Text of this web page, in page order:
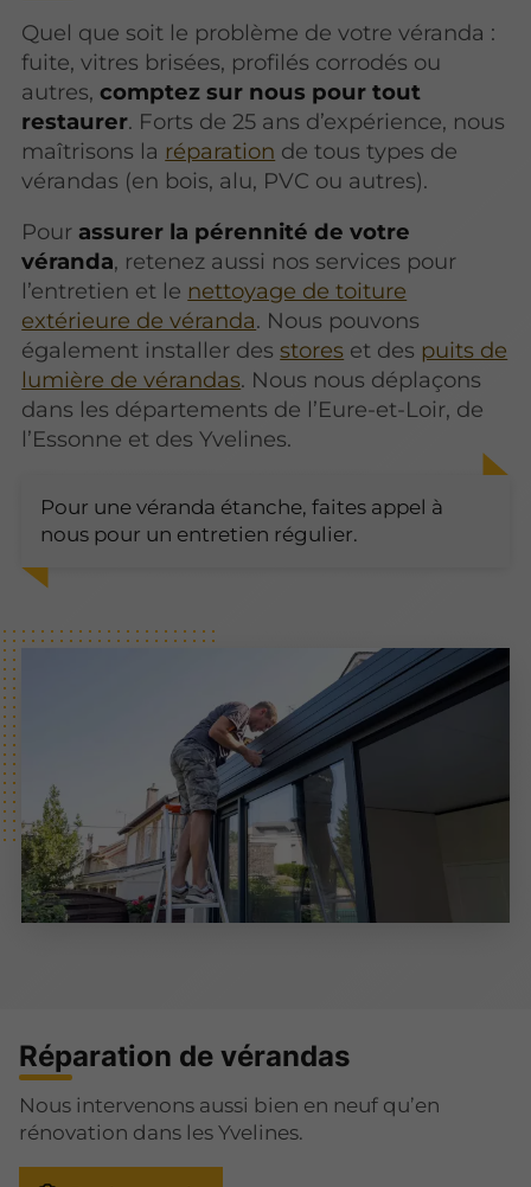
Quel que soit le problème de votre véranda :
fuite, vitres brisées, profilés corrodés ou
autres,comptez sur nous pour tout
restaurer. Forts de 25 ans d’expérience, nous
maîtrisons la réparation de tous types de
vérandas (en bois, alu, PVC ou autres).
Pour assurer la pérennité de votre
véranda, retenez aussi nos services pour
l’entretien et le nettoyage de toiture
extérieure de véranda. Nous pouvons
également installer desstores et des puits de
lumière de vérandas. Nous nous déplaçons
dans les départements de l’Eure-et-Loir, de
l’Essonne et des Yvelines.
Pour une véranda étanche, faites appel à
nous pour un entretien régulier.
Réparation de vérandas
Nous intervenons aussi bien en neuf qu’en
rénovation dans les Yvelines.